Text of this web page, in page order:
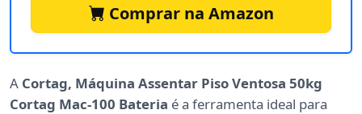
Comprar na Amazon
A Cortag, Máquina Assentar Piso Ventosa 50kg
Cortag Mac-100 Bateria é a ferramenta ideal para